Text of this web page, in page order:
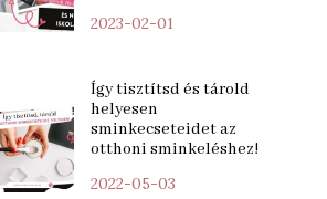
2023-02-01
Így tisztítsd és tárold
helyesen
sminkecseteidet az
otthoni sminkeléshez!
2022-05-03